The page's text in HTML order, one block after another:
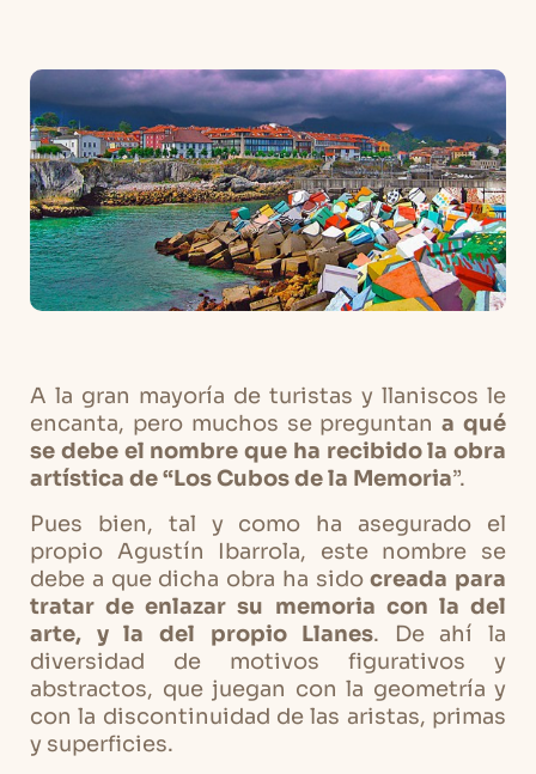
A la gran mayoría de turistas y llaniscos le
encanta, pero muchos se preguntana qué
se debe el nombre que ha recibido la obra
artística de “Los Cubos de la Memoria”.
Pues bien, tal y como ha asegurado el
propio Agustín Ibarrola, este nombre se
debe a que dicha obra ha sidocreada para
tratar de enlazar su memoria con la del
arte, y la del propio Llanes. De ahí la
diversidad de motivos figurativos y
abstractos, que juegan con la geometría y
con la discontinuidad de las aristas, primas
y superficies.